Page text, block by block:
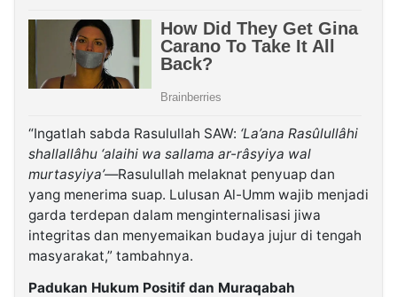
“Ingatlah sabda Rasulullah SAW: ‘La’ana Rasûlullâhi
shallallâhu ‘alaihi wa sallama ar-râsyiya wal
murtasyiya’—Rasulullah melaknat penyuap dan
yang menerima suap. Lulusan Al-Umm wajib menjadi
garda terdepan dalam menginternalisasi jiwa
integritas dan menyemaikan budaya jujur di tengah
masyarakat,” tambahnya.
Padukan Hukum Positif dan Muraqabah